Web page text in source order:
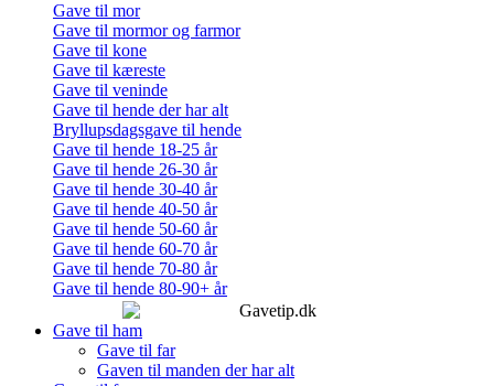
Gave til mor
Gave til mormor og farmor
Gave til kone
Gave til kæreste
Gave til veninde
Gave til hende der har alt
Bryllupsdagsgave til hende
Gave til hende 18-25 år
Gave til hende 26-30 år
Gave til hende 30-40 år
Gave til hende 40-50 år
Gave til hende 50-60 år
Gave til hende 60-70 år
Gave til hende 70-80 år
Gave til hende 80-90+ år
Gave til ham
Gave til far
Gaven til manden der har alt